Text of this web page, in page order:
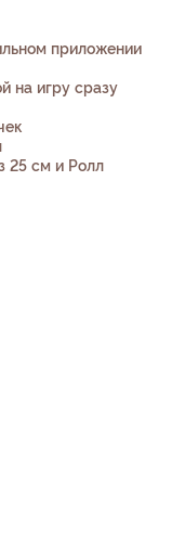
приложении
на игру сразу
25 см и Ролл